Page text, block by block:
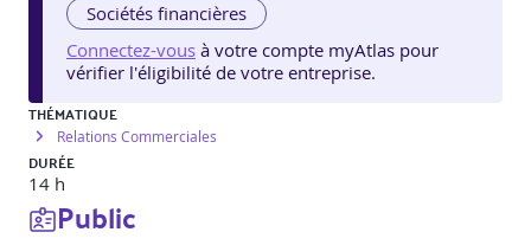
Sociétés financières
Connectez-vous à votre compte myAtlas pour
vérifier l'éligibilité de votre entreprise.
THÉMATIQUE
Relations Commerciales
DURÉE
14 h
Public